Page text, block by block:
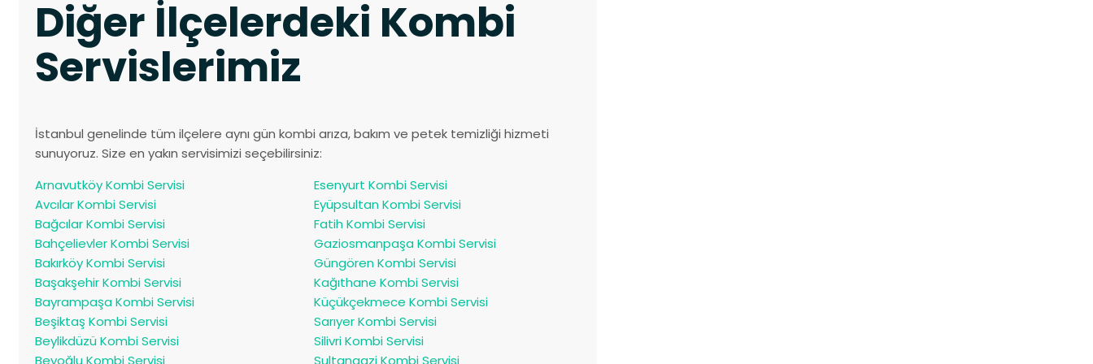
Diğer İlçelerdeki Kombi
Servislerimiz
İstanbul genelinde tüm ilçelere aynı gün kombi arıza, bakım ve petek temizliği hizmeti
sunuyoruz. Size en yakın servisimizi seçebilirsiniz:
Arnavutköy Kombi Servisi
Avcılar Kombi Servisi
Bağcılar Kombi Servisi
Bahçelievler Kombi Servisi
Bakırköy Kombi Servisi
Başakşehir Kombi Servisi
Bayrampaşa Kombi Servisi
Beşiktaş Kombi Servisi
Beylikdüzü Kombi Servisi
Beyoğlu Kombi Servisi
Esenyurt Kombi Servisi
Eyüpsultan Kombi Servisi
Fatih Kombi Servisi
Gaziosmanpaşa Kombi Servisi
Güngören Kombi Servisi
Kağıthane Kombi Servisi
Küçükçekmece Kombi Servisi
Sarıyer Kombi Servisi
Silivri Kombi Servisi
Sultangazi Kombi Servisi